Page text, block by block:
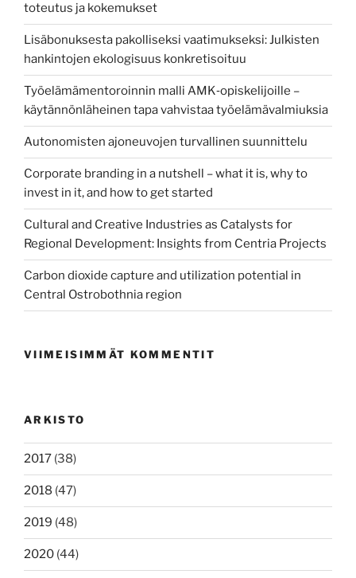
toteutus ja kokemukset
Lisäbonuksesta pakolliseksi vaatimukseksi: Julkisten
hankintojen ekologisuus konkretisoituu
Työelämämentoroinnin malli AMK‑opiskelijoille –
käytännönläheinen tapa vahvistaa työelämävalmiuksia
Autonomisten ajoneuvojen turvallinen suunnittelu
Corporate branding in a nutshell – what it is, why to
invest in it, and how to get started
Cultural and Creative Industries as Catalysts for
Regional Development: Insights from Centria Projects
Carbon dioxide capture and utilization potential in
Central Ostrobothnia region
VIIMEISIMMÄT KOMMENTIT
ARKISTO
2017 (38)
2018 (47)
2019 (48)
2020 (44)